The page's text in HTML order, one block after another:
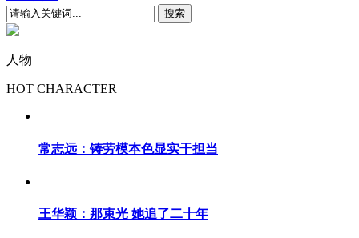
人物
HOT CHARACTER
常志远：铸劳模本色显实干担当
王华颖：那束光 她追了二十年